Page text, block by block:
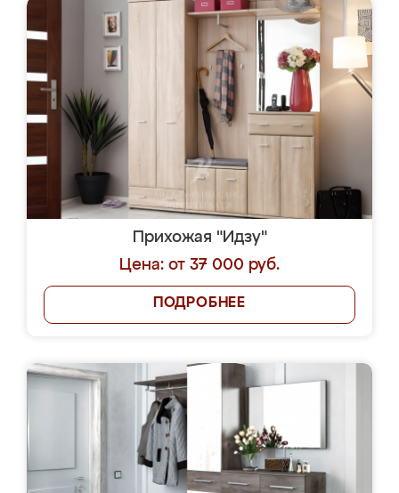
Прихожая "Идзу"
Цена: от 37 000 руб.
ПОДРОБНЕЕ